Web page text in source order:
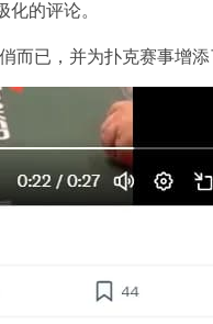
的评论。
而已，并为扑克赛事增添